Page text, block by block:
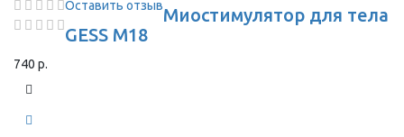
Оставить отзывМиостимулятор для тела
GESS M18
740 р.